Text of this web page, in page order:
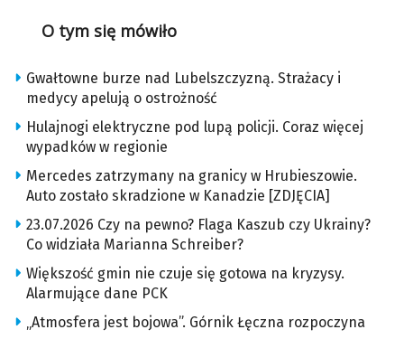
O tym się mówiło
Gwałtowne burze nad Lubelszczyzną. Strażacy i
medycy apelują o ostrożność
Hulajnogi elektryczne pod lupą policji. Coraz więcej
wypadków w regionie
Mercedes zatrzymany na granicy w Hrubieszowie.
Auto zostało skradzione w Kanadzie [ZDJĘCIA]
23.07.2026 Czy na pewno? Flaga Kaszub czy Ukrainy?
Co widziała Marianna Schreiber?
Większość gmin nie czuje się gotowa na kryzysy.
Alarmujące dane PCK
„Atmosfera jest bojowa”. Górnik Łęczna rozpoczyna